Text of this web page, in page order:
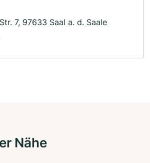
7, 97633 Saal a. d. Saale
Nähe